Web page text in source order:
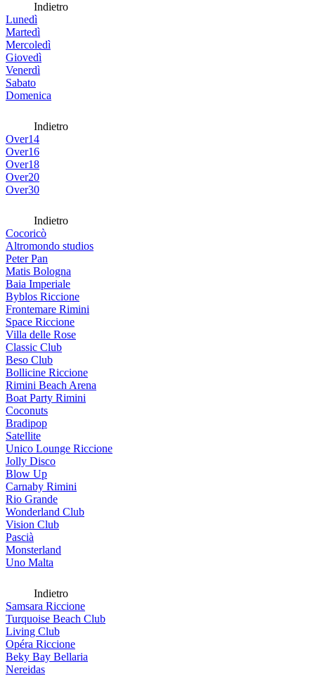
Indietro
Lunedì
Martedì
Mercoledì
Giovedì
Venerdì
Sabato
Domenica
Indietro
Over14
Over16
Over18
Over20
Over30
Indietro
Cocoricò
Altromondo studios
Peter Pan
Matis Bologna
Baia Imperiale
Byblos Riccione
Frontemare Rimini
Space Riccione
Villa delle Rose
Classic Club
Beso Club
Bollicine Riccione
Rimini Beach Arena
Boat Party Rimini
Coconuts
Bradipop
Satellite
Unico Lounge Riccione
Jolly Disco
Blow Up
Carnaby Rimini
Rio Grande
Wonderland Club
Vision Club
Pascià
Monsterland
Uno Malta
Indietro
Samsara Riccione
Turquoise Beach Club
Living Club
Opéra Riccione
Beky Bay Bellaria
Nereidas